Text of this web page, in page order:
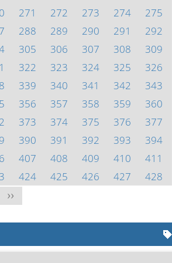
271 272 273 274
275
288 289 290 291
292
305 306 307 308
309
322 323 324 325
326
339 340 341 342
343
356 357 358 359
360
373 374 375 376
377
390 391 392 393
394
407 408 409 410
411
424 425 426 427
428
>>